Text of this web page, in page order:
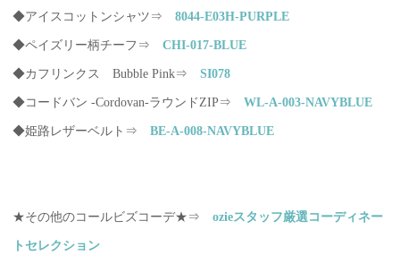
◆アイスコットンシャツ⇒ 8044-E03H-PURPLE
◆ペイズリー柄チーフ⇒ CHI-017-BLUE
◆カフリンクス Bubble Pink⇒ SI078
◆コードバン -Cordovan-ラウンドZIP⇒ WL-A-003-NAVYBLUE
◆姫路レザーベルト⇒ BE-A-008-NAVYBLUE
★その他のコールビズコーデ★⇒ ozieスタッフ厳選コーディネー
トセレクション